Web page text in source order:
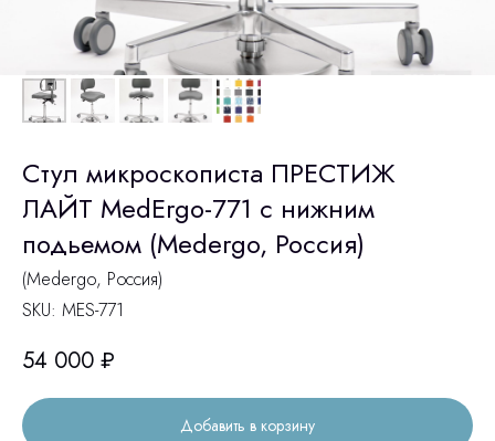
Стул микроскописта ПРЕСТИЖ
ЛАЙТ MedErgo-771 с нижним
подьемом (Medergo, Россия)
(Medergo, Россия)
SKU: MES-771
54 000 ₽
Добавить в корзину